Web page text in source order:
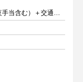
時給1831～1895円（深夜手当含む）＋交通費支給